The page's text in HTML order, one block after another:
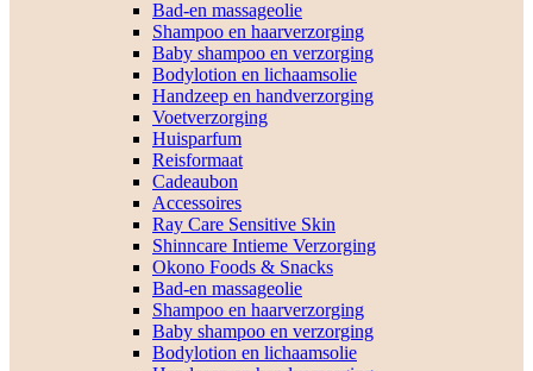
Bad-en massageolie
Shampoo en haarverzorging
Baby shampoo en verzorging
Bodylotion en lichaamsolie
Handzeep en handverzorging
Voetverzorging
Huisparfum
Reisformaat
Cadeaubon
Accessoires
Ray Care Sensitive Skin
Shinncare Intieme Verzorging
Okono Foods & Snacks
Bad-en massageolie
Shampoo en haarverzorging
Baby shampoo en verzorging
Bodylotion en lichaamsolie